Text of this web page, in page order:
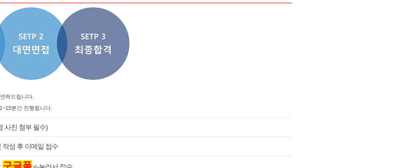
락드립니다.
분간 진행됩니다.
사진 첨부 필수)
작성 후 이메일 접수
구글폼